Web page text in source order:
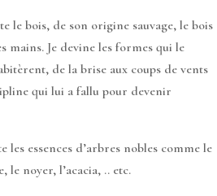
le bois, de son origine sauvage, le bois
mains. Je devine les formes qui le
de la brise aux coups de vents
qui lui a fallu pour devenir
les essences d’arbres nobles comme le
le noyer, l’acacia, .. etc.